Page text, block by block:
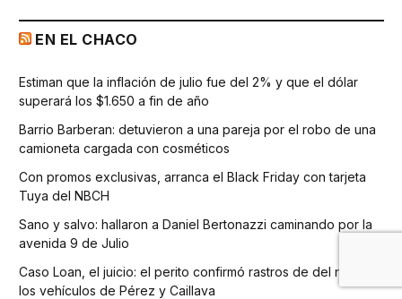
EN EL CHACO
Estiman que la inflación de julio fue del 2% y que el dólar
superará los $1.650 a fin de año
Barrio Barberan: detuvieron a una pareja por el robo de una
camioneta cargada con cosméticos
Con promos exclusivas, arranca el Black Friday con tarjeta
Tuya del NBCH
Sano y salvo: hallaron a Daniel Bertonazzi caminando por la
avenida 9 de Julio
Caso Loan, el juicio: el perito confirmó rastros de del niño en
los vehículos de Pérez y Caillava